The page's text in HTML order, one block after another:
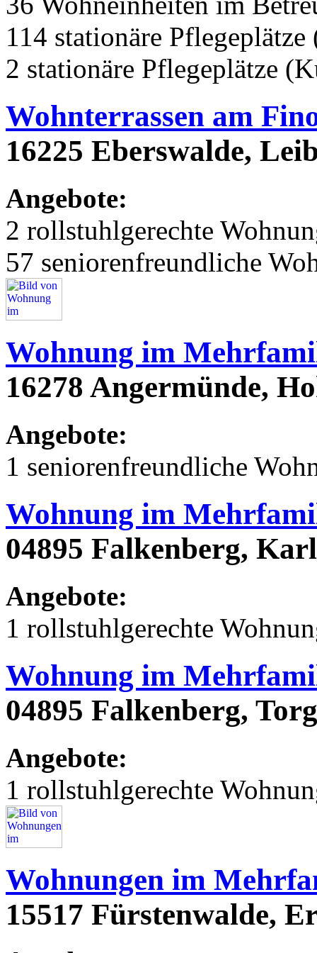
114 stationäre
2 stationäre Pflegeplätze
Wohnterrassen am
16225 Eberswalde,
Angebote:
2 rollstuhlgerechte
57 seniorenfreundliche
Wohnung im
16278 Angermünde,
Angebote:
1 seniorenfreundliche
Wohnung im
04895 Falkenberg,
Angebote:
1 rollstuhlgerechte
Wohnung im
04895 Falkenberg,
Angebote:
1 rollstuhlgerechte
Wohnungen im
15517 Fürstenwalde,